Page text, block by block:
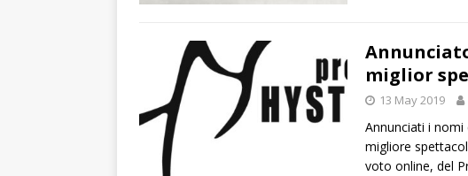
miglior
13 May 2019
Annunciati i
migliore
voto online, del